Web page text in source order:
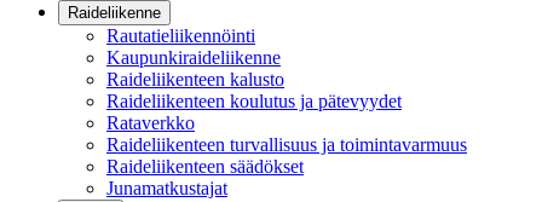
Raideliikenne
Rautatieliikennöinti
Kaupunkiraideliikenne
Raideliikenteen kalusto
Raideliikenteen koulutus ja pätevyydet
Rataverkko
Raideliikenteen turvallisuus ja toimintavarmuus
Raideliikenteen säädökset
Junamatkustajat